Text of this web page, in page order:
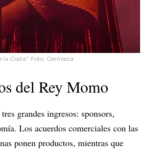
Costa". Foto: Gentileza.
del Rey Momo
grandes ingresos: sponsors,
Los acuerdos comerciales con las
ponen productos, mientras que